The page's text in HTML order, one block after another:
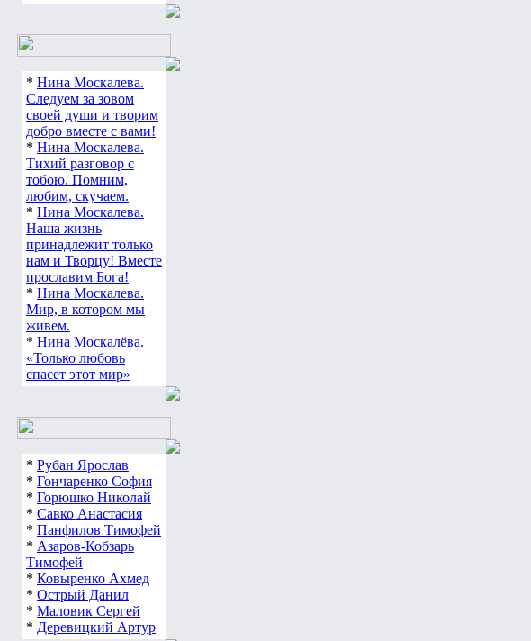
* Нина Москалева.
Следуем за зовом
своей души и творим
добро вместе с вами!
* Нина Москалева.
Тихий разговор с
тобою. Помним,
любим, скучаем.
* Нина Москалева.
Наша жизнь
принадлежит только
нам и Творцу! Вместе
прославим Бога!
* Нина Москалева.
Мир, в котором мы
живем.
* Нина Москалёва.
«Только любовь
спасет этот мир»
* Рубан Ярослав
* Гончаренко София
* Горюшко Николай
* Савко Анастасия
* Панфилов Тимофей
* Азаров-Кобзарь
Тимофей
* Ковыренко Ахмед
* Острый Данил
* Маловик Сергей
* Деревицкий Артур